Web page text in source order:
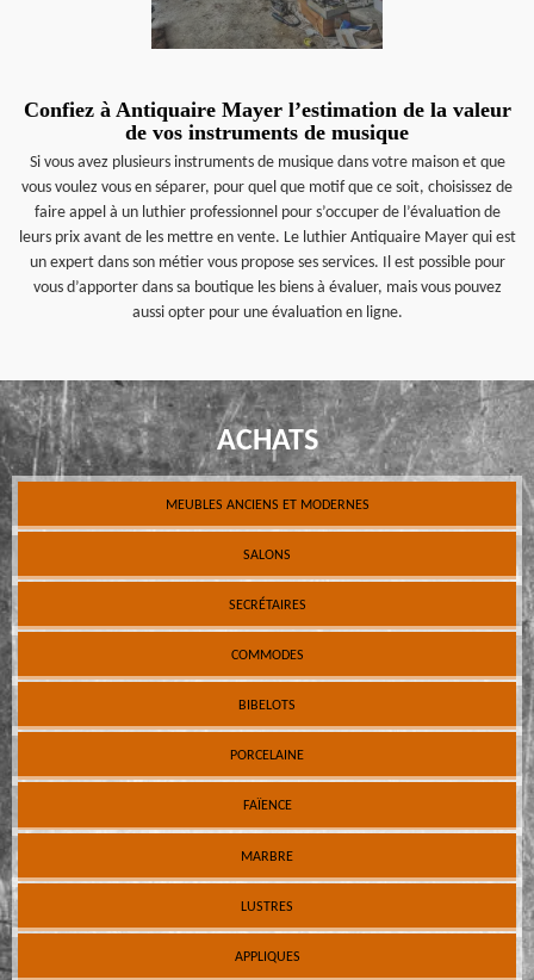
Confiez à Antiquaire Mayer l’estimation de la valeur
de vos instruments de musique
Si vous avez plusieurs instruments de musique dans votre maison et que
vous voulez vous en séparer, pour quel que motif que ce soit, choisissez de
faire appel à un luthier professionnel pour s’occuper de l’évaluation de
leurs prix avant de les mettre en vente. Le luthier Antiquaire Mayer qui est
un expert dans son métier vous propose ses services. Il est possible pour
vous d’apporter dans sa boutique les biens à évaluer, mais vous pouvez
aussi opter pour une évaluation en ligne.
ACHATS
MEUBLES ANCIENS ET MODERNES
SALONS
SECRÉTAIRES
COMMODES
BIBELOTS
PORCELAINE
FAÏENCE
MARBRE
LUSTRES
APPLIQUES